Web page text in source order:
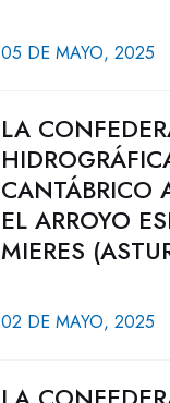
05 DE MAYO, 2025
LA
CANTÁBRICO
EL ARROYO
MIERES
02 DE MAYO, 2025